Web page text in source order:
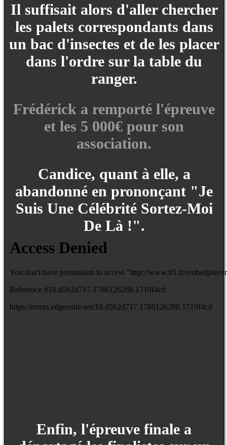
Il suffisait alors d'aller chercher
les palets correspondants dans
un bac d'insectes et de les placer
dans l'ordre sur la table du
ranger.
Frédérick a remporté l'épreuve
et les 5 000€ pour son
association.
Candice, quant à elle, a
abandonné en prononçant "Je
Suis Une Célébrité Sortez-Moi
De Là !".
Enfin, l'épreuve finale a